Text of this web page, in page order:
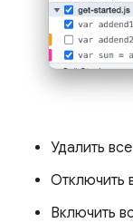
Удалить
Отключить
Включить